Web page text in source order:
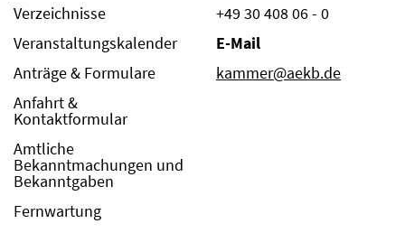
Verzeichnisse
Veranstaltungskalender
Anträge & Formulare
Anfahrt &
Kontaktformular
Amtliche
Bekanntmachungen und
Bekanntgaben
Fernwartung
+49 30 408 06 - 0
E-Mail
kammer@aekb.de